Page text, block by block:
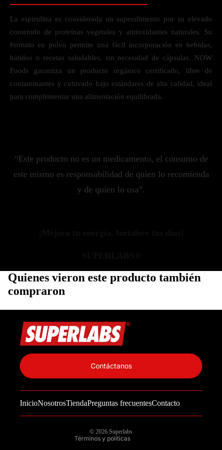
La espirulina es considerada un superalimento por su elevado
contenido de proteínas vegetales y antioxidantes naturales. Su
formato en polvo permite una fácil incorporación en bebidas,
batidos o recetas saludables, sin necesidad de cápsulas. NOW
Foods garantiza un producto orgánico certificado, libre de
contaminantes y cultivado bajo estándares de alta calidad, ideal
para complementar una alimentación equilibrada.
“Este producto no es un medicamento, el consumo de
este mismo es responsabilidad de quien lo recomienda
y de quien lo usa”.
Quienes vieron este producto también
compraron
InicioNosotrosTiendaPreguntas frecuentesContacto
Contáctanos
© 2026 Superlabs
Términos y políticas
Información de contacto
Política de reembolso
Términos del servicio
Política de envío